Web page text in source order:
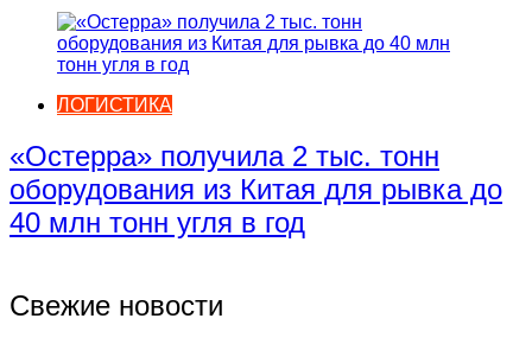
ЛОГИСТИКА
«Остерра» получила 2 тыс. тонн
оборудования из Китая для рывка до
40 млн тонн угля в год
Свежие новости